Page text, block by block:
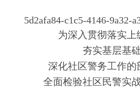
为深入贯彻落实上
夯实基层基
深化社区警务工作的
全面检验社区民警实